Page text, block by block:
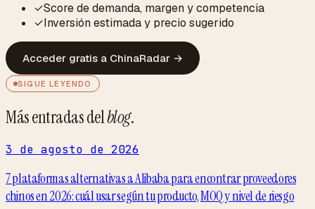
✓Score de demanda, margen y competencia
✓Inversión estimada y precio sugerido
Acceder gratis a ChinaRadar →
SIGUE LEYENDO
Más entradas delblog.
3 de agosto de 2026
7 plataformas alternativas a Alibaba para encontrar proveedores
chinos en 2026: cuál usar según tu producto, MOQ y nivel de riesgo